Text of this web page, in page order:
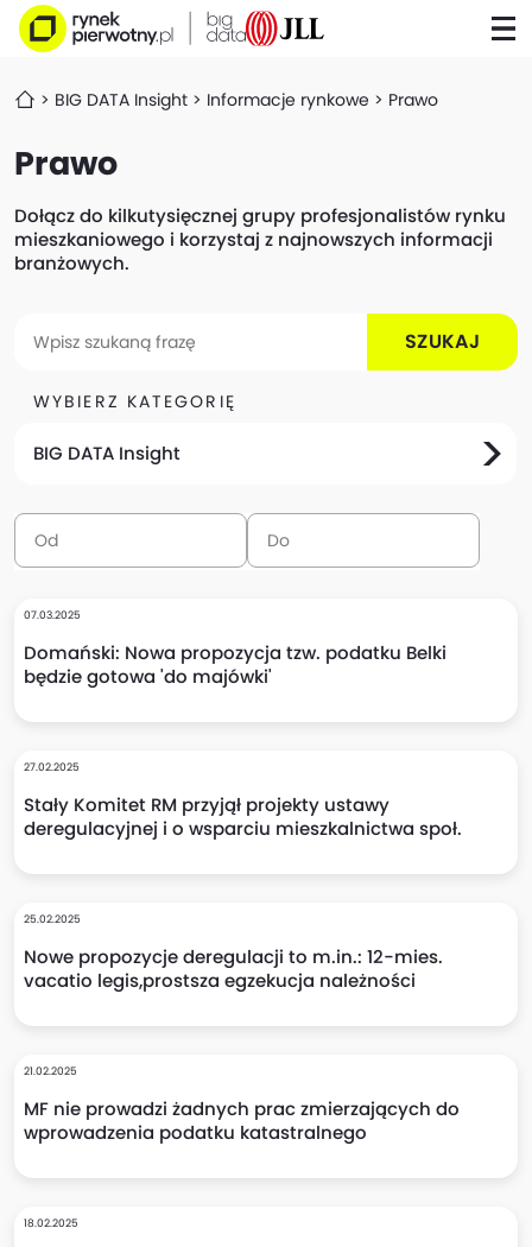
BIG DATA Insight Informacje rynkowe Prawo
Prawo
Dołącz do kilkutysięcznej grupy profesjonalistów rynku
mieszkaniowego i korzystaj z najnowszych informacji
branżowych.
SZUKAJ
WYBIERZ KATEGORIĘ
BIG DATA Insight
07.03.2025
Domański: Nowa propozycja tzw. podatku Belki
będzie gotowa 'do majówki'
27.02.2025
Stały Komitet RM przyjął projekty ustawy
deregulacyjnej i o wsparciu mieszkalnictwa społ.
25.02.2025
Nowe propozycje deregulacji to m.in.: 12-mies.
vacatio legis,prostsza egzekucja należności
21.02.2025
MF nie prowadzi żadnych prac zmierzających do
wprowadzenia podatku katastralnego
18.02.2025